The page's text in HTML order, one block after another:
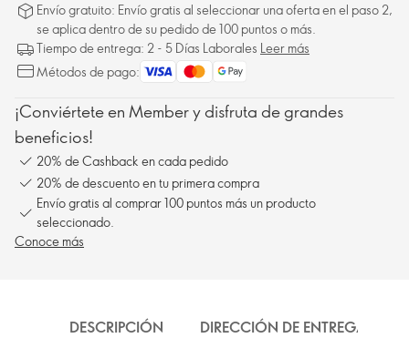
Envío gratuito: Envío gratis al seleccionar una oferta en el paso 2,
se aplica dentro de su pedido de 100 puntos o más.
Tiempo de entrega: 2 - 5 Días Laborales Leer más
Métodos de pago:
¡Conviértete en Member y disfruta de grandes
beneficios!
20% de Cashback en cada pedido
20% de descuento en tu primera compra
Envío gratis al comprar 100 puntos más un producto
seleccionado.
Conoce más
DESCRIPCIÓN DIRECCIÓN DE ENTREGA